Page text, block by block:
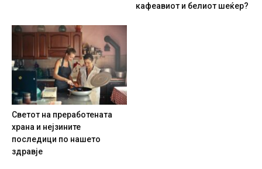
кафеавиот и белиот шеќер?
Светот на преработената
храна и нејзините
последици по нашето
здравје